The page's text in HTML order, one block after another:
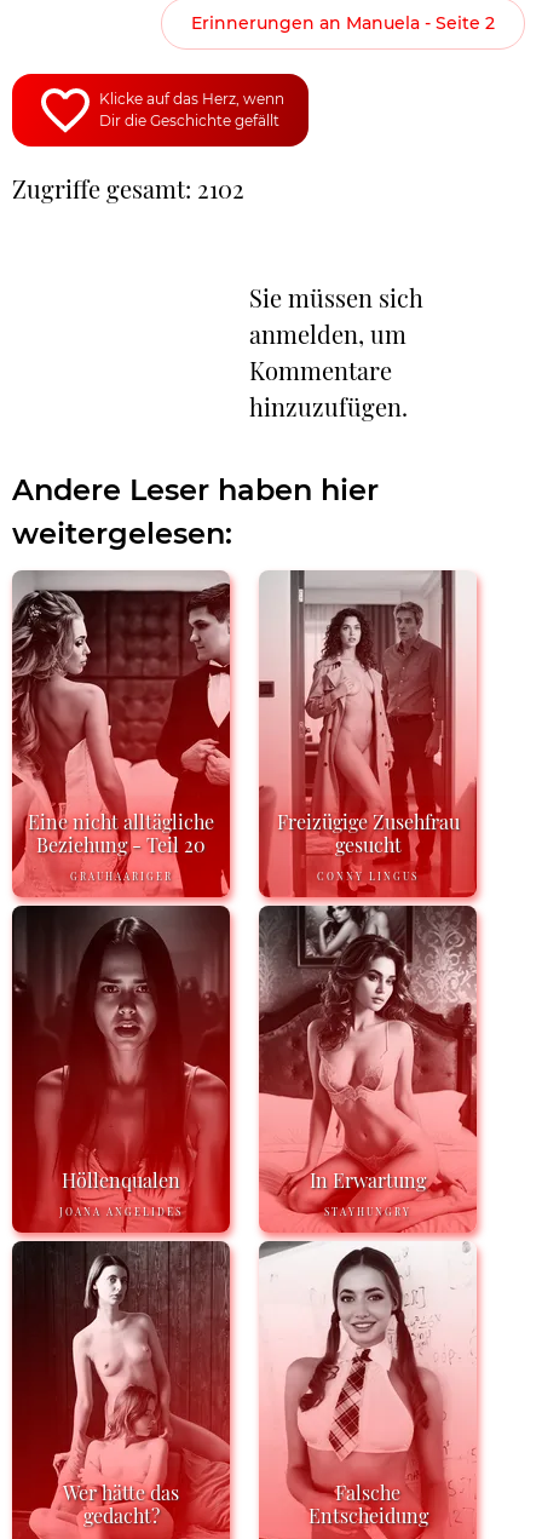
Erinnerungen an Manuela - Seite 2
Klicke auf das Herz, wenn
Dir die Geschichte gefällt
Zugriffe gesamt: 2102
Sie müssen sich
anmelden, um
Kommentare
hinzuzufügen.
Andere Leser haben hier
weitergelesen:
Eine nicht alltägliche
Beziehung - Teil 20
GRAUHAARIGER
Freizügige Zusehfrau
gesucht
CONNY LINGUS
Höllenqualen
JOANA ANGELIDES
In Erwartung
STAYHUNGRY
Wer hätte das
gedacht?
Falsche
Entscheidung